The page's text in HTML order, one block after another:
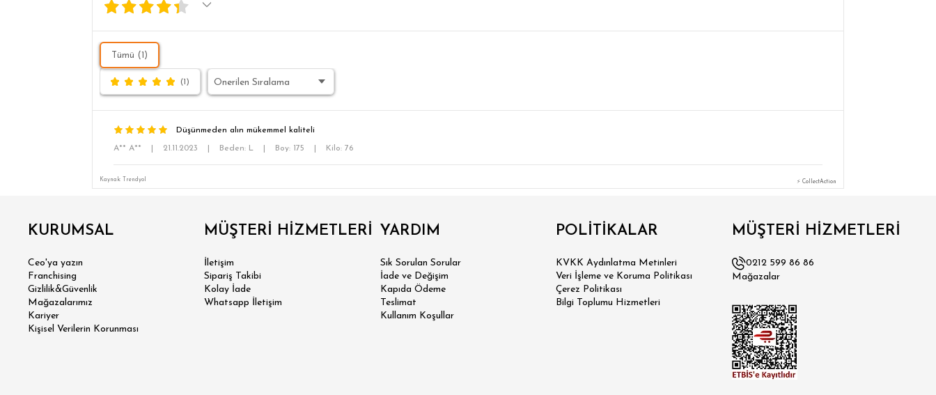
Tümü (1)
(1)
Düşünmeden alın mükemmel kaliteli
A** A** 21.11.2023 Beden: L Boy: 175 Kilo: 76
Kaynak: Trendyol ⚡ CollectAction
KURUMSAL
Ceo'ya yazın
Franchising
Gizlilik&Güvenlik
Mağazalarımız
Kariyer
Kişisel Verilerin Korunması
MÜŞTERİ HİZMETLERİ
İletişim
Sipariş Takibi
Kolay İade
Whatsapp İletişim
YARDIM
Sık Sorulan Sorular
İade ve Değişim
Kapıda Ödeme
Teslimat
Kullanım Koşullar
POLİTİKALAR
KVKK Aydınlatma Metinleri
Veri İşleme ve Koruma Politikası
Çerez Politikası
Bilgi Toplumu Hizmetleri
MÜŞTERİ HİZMETLERİ
0212 599 86 86
Mağazalar